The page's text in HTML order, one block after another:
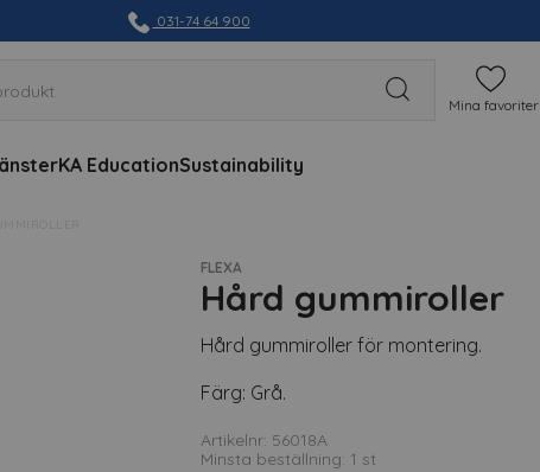
031-74 64 900
Mina favoriter
KA EducationSustainability
FLEXA
Hård gummiroller
Hård gummiroller för montering.
Färg: Grå.
Artikelnr: 56018A
Minsta beställning: 1 st